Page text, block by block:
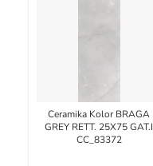
Ceramika Kolor BRAGA
GREY RETT. 25X75 GAT.I
CC_83372